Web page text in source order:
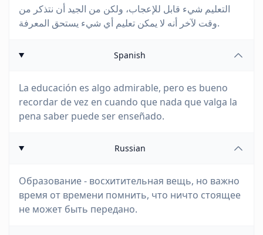
التعليم شيء قابل للإعجاب، ولكن من الجيد أن نتذكر من
وقت لآخر أنه لا يمكن تعليم أي شيء يستحق المعرفة.
Spanish
La educación es algo admirable, pero es bueno
recordar de vez en cuando que nada que valga la
pena saber puede ser enseñado.
Russian
Образование - восхитительная вещь, но важно
время от времени помнить, что ничто стоящее
не может быть передано.